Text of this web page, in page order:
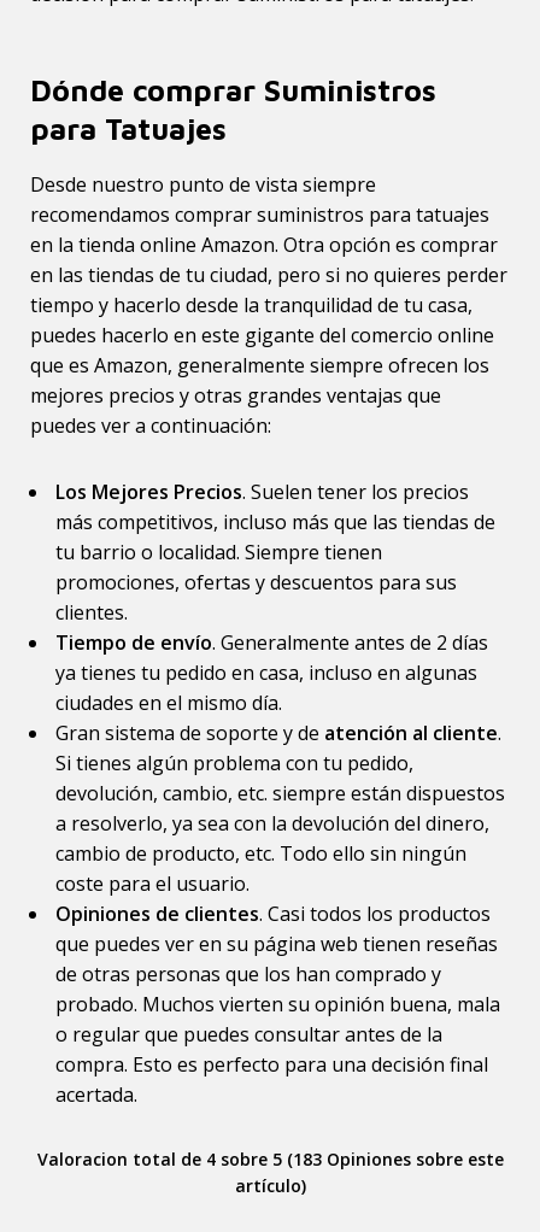
Dónde comprar Suministros
para Tatuajes
Desde nuestro punto de vista siempre
recomendamos comprar suministros para tatuajes
en la tienda online Amazon. Otra opción es comprar
en las tiendas de tu ciudad, pero si no quieres perder
tiempo y hacerlo desde la tranquilidad de tu casa,
puedes hacerlo en este gigante del comercio online
que es Amazon, generalmente siempre ofrecen los
mejores precios y otras grandes ventajas que
puedes ver a continuación:
Los Mejores Precios. Suelen tener los precios
más competitivos, incluso más que las tiendas de
tu barrio o localidad. Siempre tienen
promociones, ofertas y descuentos para sus
clientes.
Tiempo de envío. Generalmente antes de 2 días
ya tienes tu pedido en casa, incluso en algunas
ciudades en el mismo día.
Gran sistema de soporte y de atención al cliente.
Si tienes algún problema con tu pedido,
devolución, cambio, etc. siempre están dispuestos
a resolverlo, ya sea con la devolución del dinero,
cambio de producto, etc. Todo ello sin ningún
coste para el usuario.
Opiniones de clientes. Casi todos los productos
que puedes ver en su página web tienen reseñas
de otras personas que los han comprado y
probado. Muchos vierten su opinión buena, mala
o regular que puedes consultar antes de la
compra. Esto es perfecto para una decisión final
acertada.
Valoracion total de 4 sobre 5 (183 Opiniones sobre este
artículo)